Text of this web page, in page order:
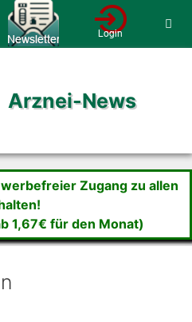
Arznei-News
Zugang zu allen
1,67€ für den Monat)